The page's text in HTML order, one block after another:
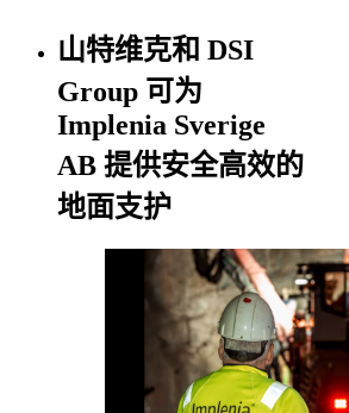
山特维克和 DSI
Group 可为
Implenia Sverige
AB 提供安全高效的
地面支护